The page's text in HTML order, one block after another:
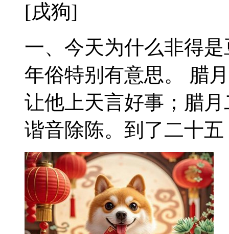
[戌狗]
一、今天为什么非得
年俗特别有意思。 腊
让他上天言好事；腊
谐音除陈。到了二十